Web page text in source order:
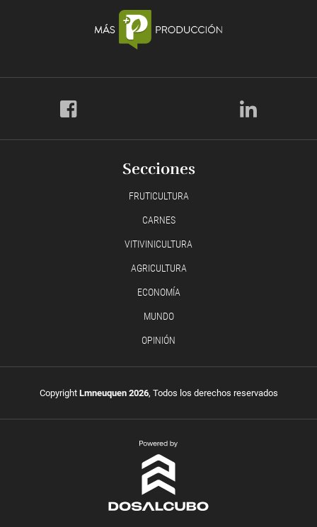
Secciones
FRUTICULTURA
CARNES
VITIVINICULTURA
AGRICULTURA
ECONOMÍA
MUNDO
OPINIÓN
Copyright Lmneuquen 2026, Todos los derechos reservados